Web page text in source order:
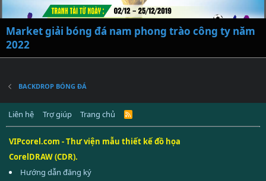
Market giải bóng đá nam phong trào công ty năm
2022
BACKDROP BÓNG ĐÁ
Liên hệ Trợ giúp Trang chủ
R
VIPcorel.com - Thư viện mẫu thiết kế đồ họa
CorelDRAW (CDR).
Hướng dẫn đăng ký